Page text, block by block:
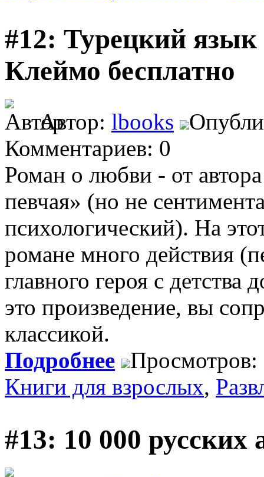
#12: Турецкий
Клеймо бесплатно
Автор: lbooks
Комментариев: 0
Роман о любви - от
певчая» (но не
психологический). На
романе много действия
главного героя с детства
это произведение, вы
классикой.
Подробнее
Просмотров:
Книги для взрослых,
#13: 10 000 русских